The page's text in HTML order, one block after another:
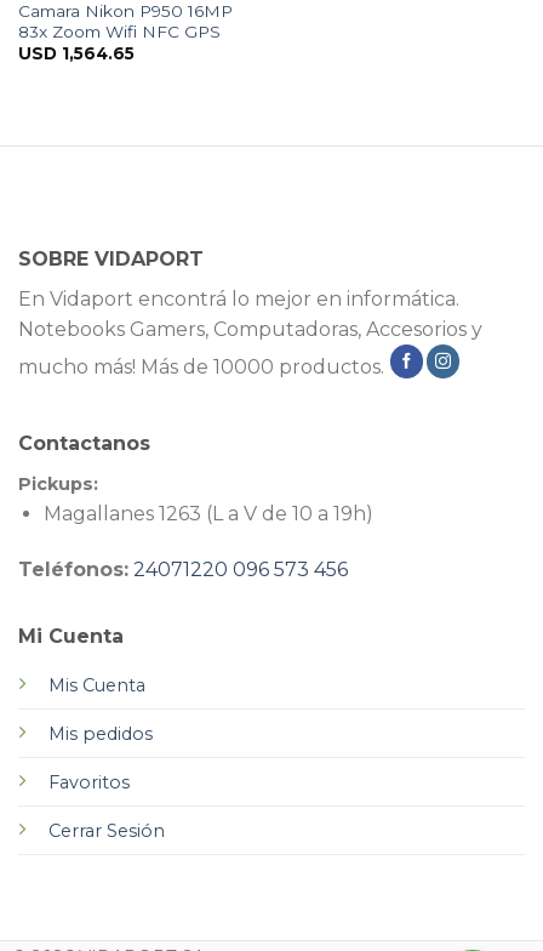
Camara Nikon P950 16MP
83x Zoom Wifi NFC GPS
USD 1,564.65
SOBRE VIDAPORT
En Vidaport encontrá lo mejor en informática.
Notebooks Gamers, Computadoras, Accesorios y
mucho más! Más de 10000 productos.
Mi Cuenta
Mis Cuenta
Mis pedidos
Favoritos
Cerrar Sesión
Contactanos
Pickups:
Magallanes 1263 (L a V de 10 a 19h)
Teléfonos: 24071220 096 573 456